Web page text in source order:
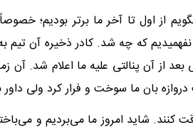
از اول تا آخر ما برتر بودیم؛
که چه شد. کادر ذخیره آن تیم
از آن پنالتی علیه ما اعلام شد.
بان ما سوخت و فرار کرد ولی داور
کنند. شاید امروز ما می‌بردیم و